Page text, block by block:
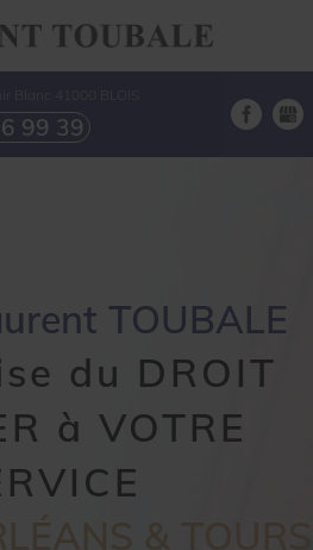
99 39
TOUBALE
du DROIT
à VOTRE